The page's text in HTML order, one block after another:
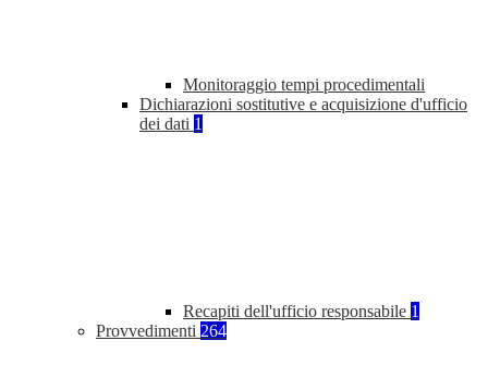
Monitoraggio tempi procedimentali
Dichiarazioni sostitutive e acquisizione d'ufficio
dei dati 1
Recapiti dell'ufficio responsabile 1
Provvedimenti 264